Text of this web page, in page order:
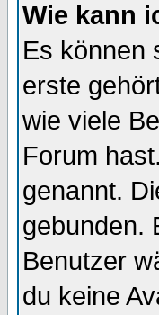
Wie kann
Es können
erste
wie viele
Forum
genannt.
gebunden.
Benutzer
du keine